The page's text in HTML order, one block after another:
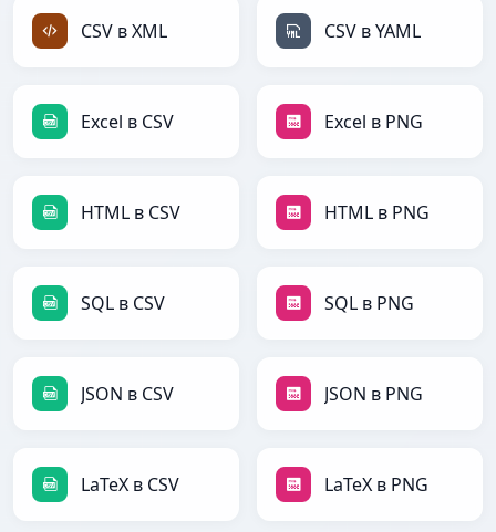
CSV в XML CSV в YAML
Excel в CSV Excel в PNG
HTML в CSV HTML в PNG
SQL в CSV SQL в PNG
JSON в CSV JSON в PNG
LaTeX в CSV LaTeX в PNG